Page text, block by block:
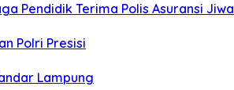
Pendidik Terima Polis Asuransi Jiwa
Polri Presisi
Lampung